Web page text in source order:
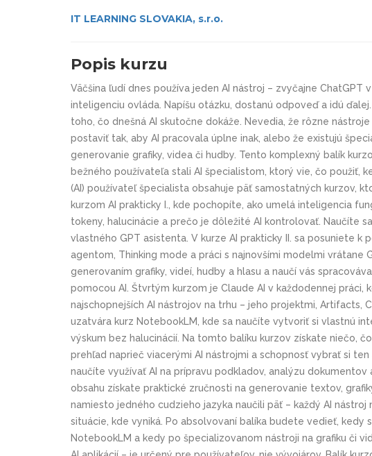
IT LEARNING SLOVAKIA, s.r.o.
Popis kurzu
Väčšina ľudí dnes používa jeden AI nástroj – zvyčajne
inteligenciu ovláda. Napíšu otázku, dostanú odpoveď a idú
toho, čo dnešná AI skutočne dokáže. Nevedia, že rôzne
postaviť tak, aby AI pracovala úplne inak, alebo že existujú
generovanie grafiky, videa či hudby. Tento komplexný balík
bežného používateľa stali AI špecialistom, ktorý vie, čo použiť,
(AI) používateľ špecialista obsahuje päť samostatných kurzov,
kurzom AI prakticky I., kde pochopíte, ako umelá inteligencia
tokeny, halucinácie a prečo je dôležité AI kontrolovať. Naučíte
vlastného GPT asistenta. V kurze AI prakticky II. sa posuniete k
agentom, Thinking mode a práci s najnovšími modelmi vrátane
generovaním grafiky, videí, hudby a hlasu a naučí vás
pomocou AI. Štvrtým kurzom je Claude AI v každodennej práci,
najschopnejších AI nástrojov na trhu – jeho projektmi, Artifacts,
uzatvára kurz NotebookLM, kde sa naučíte vytvoriť si vlastnú
výskum bez halucinácií. Na tomto balíku kurzov získate niečo,
prehľad naprieč viacerými AI nástrojmi a schopnosť vybrať si
naučíte využívať AI na prípravu podkladov, analýzu
obsahu získate praktické zručnosti na generovanie textov,
namiesto jedného cudzieho jazyka naučili päť – každý AI
situácie, kde vyniká. Po absolvovaní balíka budete vedieť, kedy
NotebookLM a kedy po špecializovanom nástroji na grafiku či